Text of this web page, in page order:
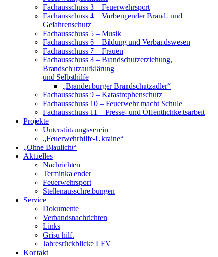
Fachausschuss 3 – Feuerwehrsport
Fachausschuss 4 – Vorbeugender Brand- und
Gefahrenschutz
Fachausschuss 5 – Musik
Fachausschuss 6 – Bildung und Verbandswesen
Fachausschuss 7 – Frauen
Fachausschuss 8 – Brandschutzerziehung,
Brandschutzaufklärung
und Selbsthilfe
„Brandenburger Brandschutzadler“
Fachausschuss 9 – Katastrophenschutz
Fachausschuss 10 – Feuerwehr macht Schule
Fachausschuss 11 – Presse- und Öffentlichkeitsarbeit
Projekte
Unterstützungsverein
„Feuerwehrhilfe-Ukraine“
„Ohne Blaulicht“
Aktuelles
Nachrichten
Terminkalender
Feuerwehrsport
Stellenausschreibungen
Service
Dokumente
Verbandsnachrichten
Links
Grisu hilft
Jahresrückblicke LFV
Kontakt